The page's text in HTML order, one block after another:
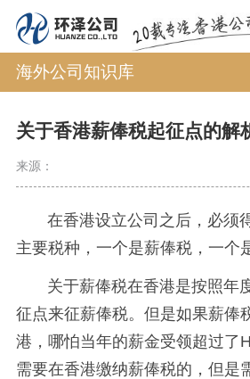
海外公司知识库
关于香港薪俸税起征点的解
来源：
在香港设立公司之后，必须
主要税种，一个是薪俸税，一个
关于薪俸税在香港是按照年
征点来征薪俸税。但是如果薪俸
港，哪怕当年的薪金受领超过了
需要在香港缴纳薪俸税的，但是